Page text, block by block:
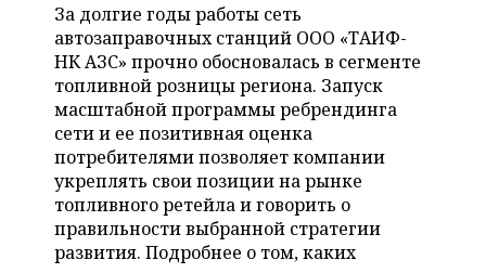
КИБЕРСПОРТ
ФИГУРНОЕ КАТАНИЕ
ВОДНЫЕ ВИДЫ СПОРТА
ХОККЕЙ С МЯЧОМ
КУЛЬТУРА
МЕДИЦИНА
ОБРАЗОВАНИЕ
ПРОИСШЕСТВИЯ
СПИСОК КОМПАНИЙ
За долгие годы работы сеть
автозаправочных станций ООО «ТАИФ-
НК АЗС» прочно обосновалась в сегменте
топливной розницы региона. Запуск
масштабной программы ребрендинга
сети и ее позитивная оценка
потребителями позволяет компании
укреплять свои позиции на рынке
топливного ретейла и говорить о
правильности выбранной стратегии
развития. Подробнее о том, каких